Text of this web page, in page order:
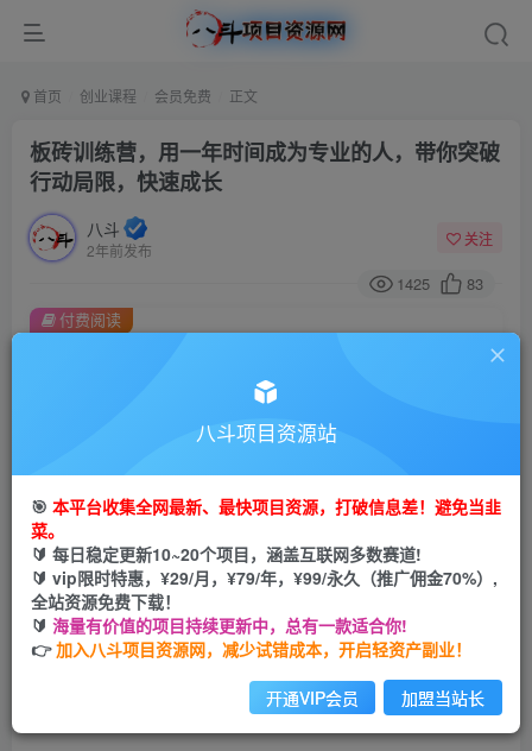
首页 创业课程 会员免费 正文
板砖训练营，用一年时间成为专业的人，带你突破
行动局限，快速成长
八斗
2年前发布
关注
1425 83
此内容为付费阅读，请付费后查看
金币9.9金币99
会员免费
您当前未登录！建议登陆后购买，可保存购买订单
付费阅读
板砖训练营，用一年时间成为专业的人，带你突破行动局
八斗项目资源站
🎯 本平台收集全网最新、最快项目资源，打破信息差！避免当韭
菜。
🔰 每日稳定更新10~20个项目，涵盖互联网多数赛道!
🔰 vip限时特惠，¥29/月，¥79/年，¥99/永久（推广佣金70%）,
全站资源免费下载！
🔰 海量有价值的项目持续更新中，总有一款适合你!
👉加入八斗项目资源网，减少试错成本，开启轻资产副业！
开通VIP会员 加盟当站长